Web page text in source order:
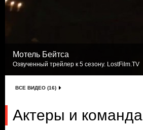
Мотель Бейтса
Озвученный трейлер к 5 сезону. LostFilm.TV
ВСЕ ВИДЕО (16)
Актеры и команда